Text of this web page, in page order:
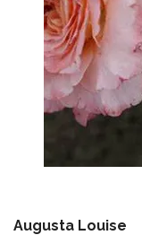
Augusta Louise